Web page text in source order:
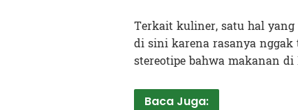
Terkait kuliner, satu hal yang
di sini karena rasanya
stereotipe bahwa makanan
Baca Juga: